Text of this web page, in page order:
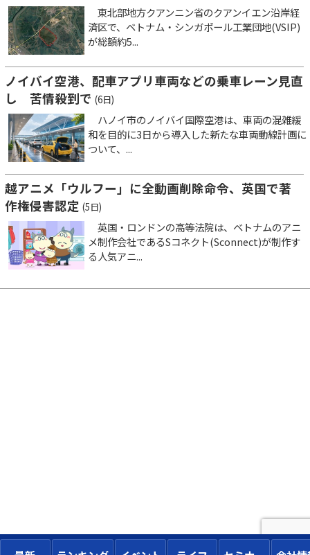
東北部地方クアンニン省のクアンイエン沿岸経
済区で、ベトナム・シンガポール工業団地(VSIP)
が総額約5...
ノイバイ空港、配車アプリ車両などの乗車レーン見直
し 苦情殺到で (6日)
ハノイ市のノイバイ国際空港は、車両の混雑緩
和を目的に3日から導入した新たな車両動線計画に
ついて、...
越アニメ「ウルフー」に全動画削除命令、英国で著
作権侵害認定 (5日)
英国・ロンドンの高等法院は、ベトナムのアニ
メ制作会社であるSコネクト(Sconnect)が制作す
る人気アニ...